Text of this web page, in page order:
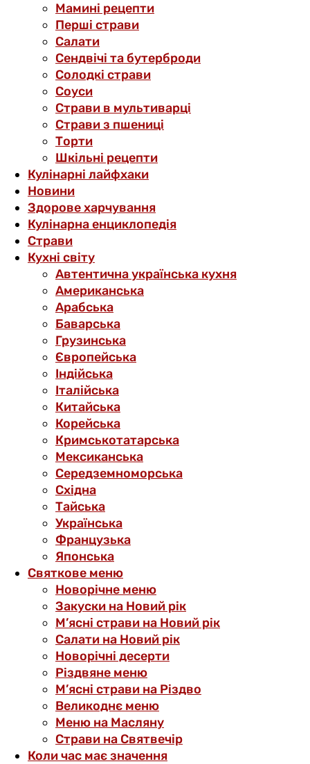
Мамині рецепти
Перші страви
Салати
Сендвічі та бутерброди
Солодкі страви
Соуси
Страви в мультиварці
Страви з пшениці
Торти
Шкільні рецепти
Кулінарні лайфхаки
Новини
Здорове харчування
Кулінарна енциклопедія
Страви
Кухні світу
Автентична українська кухня
Американська
Арабська
Баварська
Грузинська
Європейська
Індійська
Італійська
Китайська
Корейська
Кримськотатарська
Мексиканська
Середземноморська
Східна
Тайська
Українська
Французька
Японська
Святкове меню
Новорічне меню
Закуски на Новий рік
М’ясні страви на Новий рік
Салати на Новий рік
Новорічні десерти
Різдвяне меню
М’ясні страви на Різдво
Великоднє меню
Меню на Масляну
Страви на Святвечір
Коли час має значення